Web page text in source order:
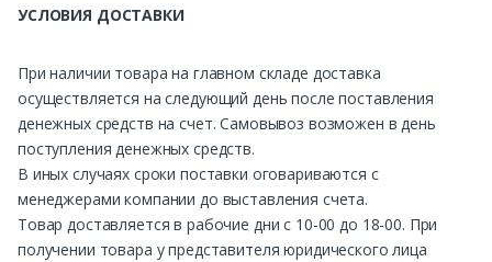
УСЛОВИЯ ДОСТАВКИ
При наличии товара на главном складе доставка
осуществляется на следующий день после поставления
денежных средств на счет. Самовывоз возможен в день
поступления денежных средств.
В иных случаях сроки поставки оговариваются с
менеджерами компании до выставления счета.
Товар доставляется в рабочие дни с 10-00 до 18-00. При
получении товара у представителя юридического лица